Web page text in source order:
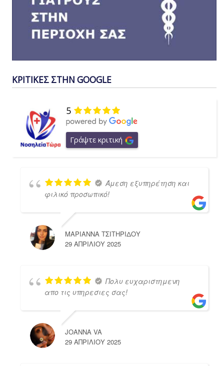
ΚΡΙΤΙΚΕΣ ΣΤΗΝ GOOGLE
5
Γράψτε κριτική
Άμεση εξυπηρέτηση και
φιλικό προσωπικό!
ΜΑΡΙΑΝΝΑ ΤΣΙΤΗΡΙΔΟΥ
29 ΑΠΡΙΛΊΟΥ 2025
Πολυ ευχαριστημενη
απο τις υπηρεσιες σας!
JOANNA VA
29 ΑΠΡΙΛΊΟΥ 2025